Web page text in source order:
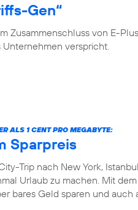
Gen“
Zusammenschluss von E-
Unternehmen verspricht.
ALS 1 CENT PRO MEGABYTE:
Sparpreis
Trip nach New York,
Urlaub zu machen. Mit
bares Geld sparen und auch